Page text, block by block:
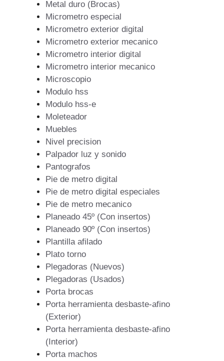
Metal duro (Brocas)
Micrometro especial
Micrometro exterior digital
Micrometro exterior mecanico
Micrometro interior digital
Micrometro interior mecanico
Microscopio
Modulo hss
Modulo hss-e
Moleteador
Muebles
Nivel precision
Palpador luz y sonido
Pantografos
Pie de metro digital
Pie de metro digital especiales
Pie de metro mecanico
Planeado 45º (Con insertos)
Planeado 90º (Con insertos)
Plantilla afilado
Plato torno
Plegadoras (Nuevos)
Plegadoras (Usados)
Porta brocas
Porta herramienta desbaste-afino
(Exterior)
Porta herramienta desbaste-afino
(Interior)
Porta machos